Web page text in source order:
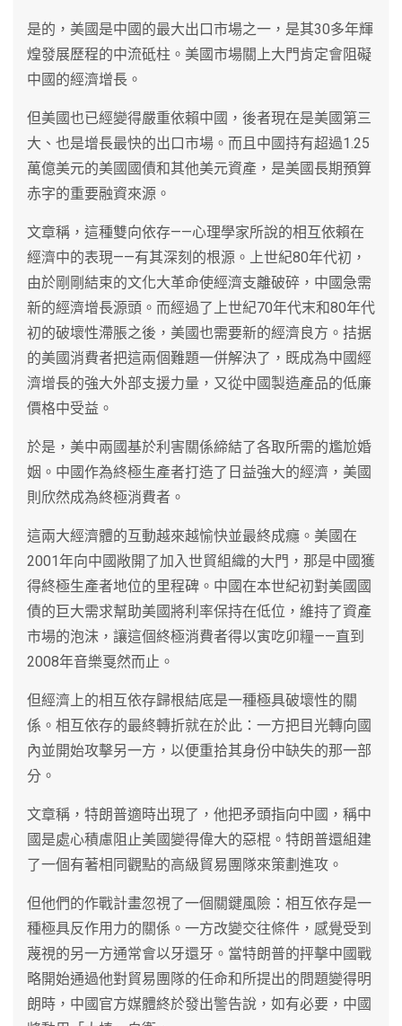
是的，美國是中國的最大出口市場之一，是其30多年輝
煌發展歷程的中流砥柱。美國市場關上大門肯定會阻礙
中國的經濟增長。
但美國也已經變得嚴重依賴中國，後者現在是美國第三
大、也是增長最快的出口市場。而且中國持有超過1.25
萬億美元的美國國債和其他美元資產，是美國長期預算
赤字的重要融資來源。
文章稱，這種雙向依存——心理學家所說的相互依賴在
經濟中的表現——有其深刻的根源。上世紀80年代初，
由於剛剛結束的文化大革命使經濟支離破碎，中國急需
新的經濟增長源頭。而經過了上世紀70年代末和80年代
初的破壞性滯脹之後，美國也需要新的經濟良方。拮据
的美國消費者把這兩個難題一併解決了，既成為中國經
濟增長的強大外部支援力量，又從中國製造產品的低廉
價格中受益。
於是，美中兩國基於利害關係締結了各取所需的尷尬婚
姻。中國作為終極生產者打造了日益強大的經濟，美國
則欣然成為終極消費者。
這兩大經濟體的互動越來越愉快並最終成癮。美國在
2001年向中國敞開了加入世貿組織的大門，那是中國獲
得終極生產者地位的里程碑。中國在本世紀初對美國國
債的巨大需求幫助美國將利率保持在低位，維持了資產
市場的泡沫，讓這個終極消費者得以寅吃卯糧——直到
2008年音樂戛然而止。
但經濟上的相互依存歸根結底是一種極具破壞性的關
係。相互依存的最終轉折就在於此：一方把目光轉向國
內並開始攻擊另一方，以便重拾其身份中缺失的那一部
分。
文章稱，特朗普適時出現了，他把矛頭指向中國，稱中
國是處心積慮阻止美國變得偉大的惡棍。特朗普還組建
了一個有著相同觀點的高級貿易團隊來策劃進攻。
但他們的作戰計畫忽視了一個關鍵風險：相互依存是一
種極具反作用力的關係。一方改變交往條件，感覺受到
蔑視的另一方通常會以牙還牙。當特朗普的抨擊中國戰
略開始通過他對貿易團隊的任命和所提出的問題變得明
朗時，中國官方媒體終於發出警告說，如有必要，中國